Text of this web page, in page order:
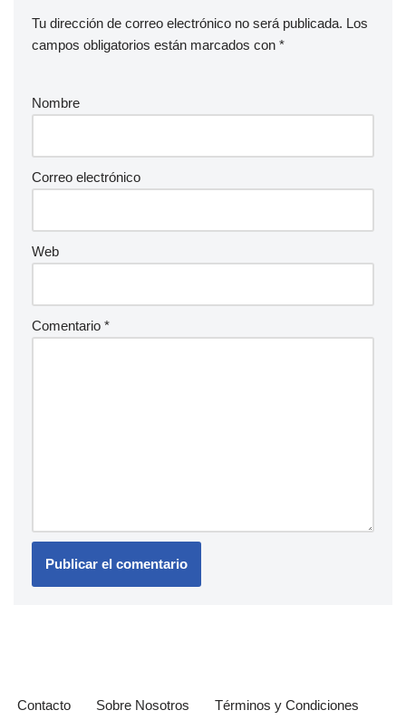
Tu dirección de correo electrónico no será publicada. Los
campos obligatorios están marcados con *
Nombre
Correo electrónico
Web
Comentario *
Contacto Sobre Nosotros
Términos y Condiciones